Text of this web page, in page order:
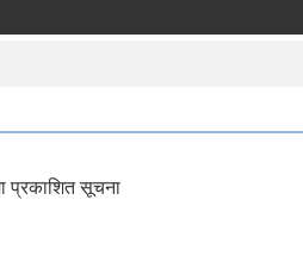
प्रकाशित सूचना